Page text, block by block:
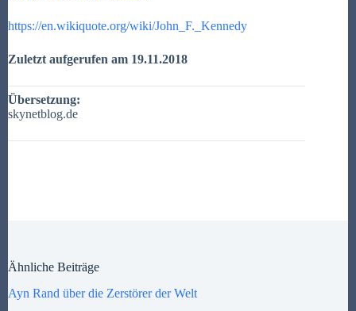
https://en.wikiquote.org/wiki/John_F._Kennedy
Zuletzt aufgerufen am 19.11.2018
Übersetzung:
skynetblog.de
Ähnliche Beiträge
Ayn Rand über die Zerstörer der Welt